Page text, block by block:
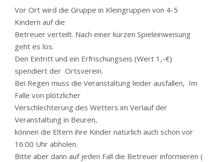
Vor Ort wird die Gruppe in Kleingruppen von 4-5
Kindern auf die
Betreuer verteilt. Nach einer kurzen Spieleinweisung
geht es los.
Den Eintritt und ein Erfrischungseis (Wert 1,-€)
spendiert der Ortsverein.
Bei Regen muss die Veranstaltung leider ausfallen, Im
Falle von plötzlicher
Verschlechterung des Wetters im Verlauf der
Veranstaltung in Beuren,
können die Eltern ihre Kinder natürlich auch schon vor
16:00 Uhr abholen.
Bitte aber dann auf jeden Fall die Betreuer informieren (